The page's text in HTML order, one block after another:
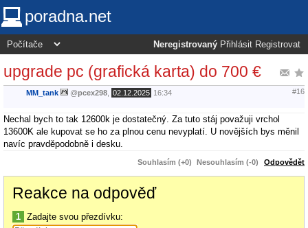
poradna.net
Neregistrovaný Přihlásit Registrovat
upgrade pc (grafická karta) do 700 €
MM_tank @pcex298 02.12.2025 16:34 #16
Nechal bych to tak 12600k je dostatečný. Za tuto stáj považuji vrchol
13600K ale kupovat se ho za plnou cenu nevyplatí. U novějších bys měnil
navíc pravděpodobně i desku.
Souhlasím (+0) Nesouhlasím (-0) Odpovědět
Reakce na odpověď
1 Zadajte svou přezdívku: